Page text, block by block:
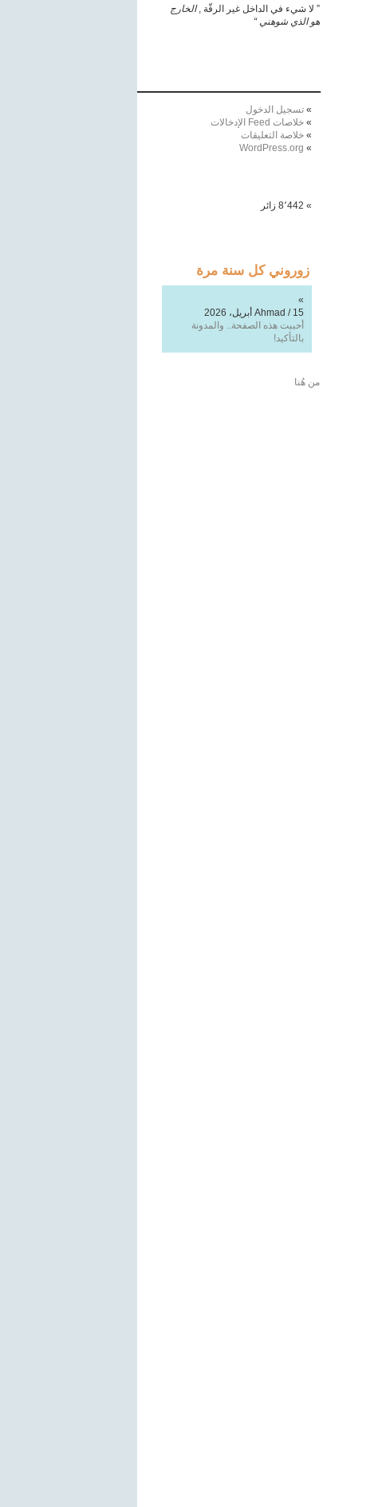
” لا شيء في الداخل غير الرقّة ,الخارج
هو الذي شوهني “
ـــــــــــــــــــــــــــــــــــــــــــــــــــــــــــــــــ
تسجيل الدخول
خلاصات Feed الإدخالات
خلاصة التعليقات
WordPress.org
8٬442 زائر
زوروني كل سنة مرة
محمد طارق الموصللي/
16
فبراير، 2026
أتمنى ألا يتوقف قلمك السيّال يومًا.
هل سنقرأ تدوينة لك قريبًا؟